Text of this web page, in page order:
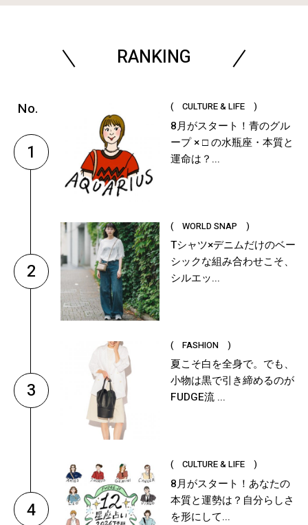
RANKING
1
( CULTURE & LIFE )
8月がスタート！青のグル
ープ × □ の水瓶座・本質と
運命は？...
2
( WORLD SNAP )
Tシャツ×デニムだけのベー
シックな組み合わせこそ、
シルエッ...
3
( FASHION )
夏こそ白を全身で。でも、
小物は黒で引き締めるのが
FUDGE流 ...
4
( CULTURE & LIFE )
8月がスタート！あなたの
本質と運勢は？自分らしさ
を形にして...